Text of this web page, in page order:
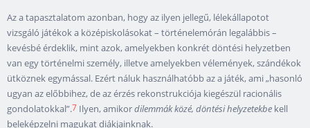
Az a tapasztalatom azonban, hogy az ilyen jellegű, lélekállapotot
vizsgáló játékok a középiskolásokat – történelemórán legalábbis –
kevésbé érdeklik, mint azok, amelyekben konkrét döntési helyzetben
van egy történelmi személy, illetve amelyekben vélemények, szándékok
ütköznek egymással. Ezért náluk használhatóbb az a játék, ami „hasonló
ugyan az előbbihez, de az érzés rekonstrukciója kiegészül racionális
gondolatokkal”.7 Ilyen, amikordilemmák közé, döntési helyzetekbe kell
beleképzelni magukat diákjainknak.